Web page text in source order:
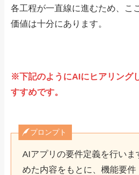
各工程が一直線に進むため、こ
価値は十分にあります。
※下記のようにAIにヒアリング
すすめです。
プロンプト
AIアプリの要件定義を行いま
めた内容をもとに、機能要件